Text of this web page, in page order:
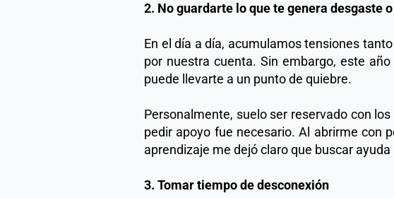
2. No guardarte lo que te genera desgaste
En el día a día, acumulamos tensiones
por nuestra cuenta. Sin embargo, este
puede llevarte a un punto de quiebre.
Personalmente, suelo ser reservado con
pedir apoyo fue necesario. Al abrirme con
aprendizaje me dejó claro que buscar
3. Tomar tiempo de desconexión